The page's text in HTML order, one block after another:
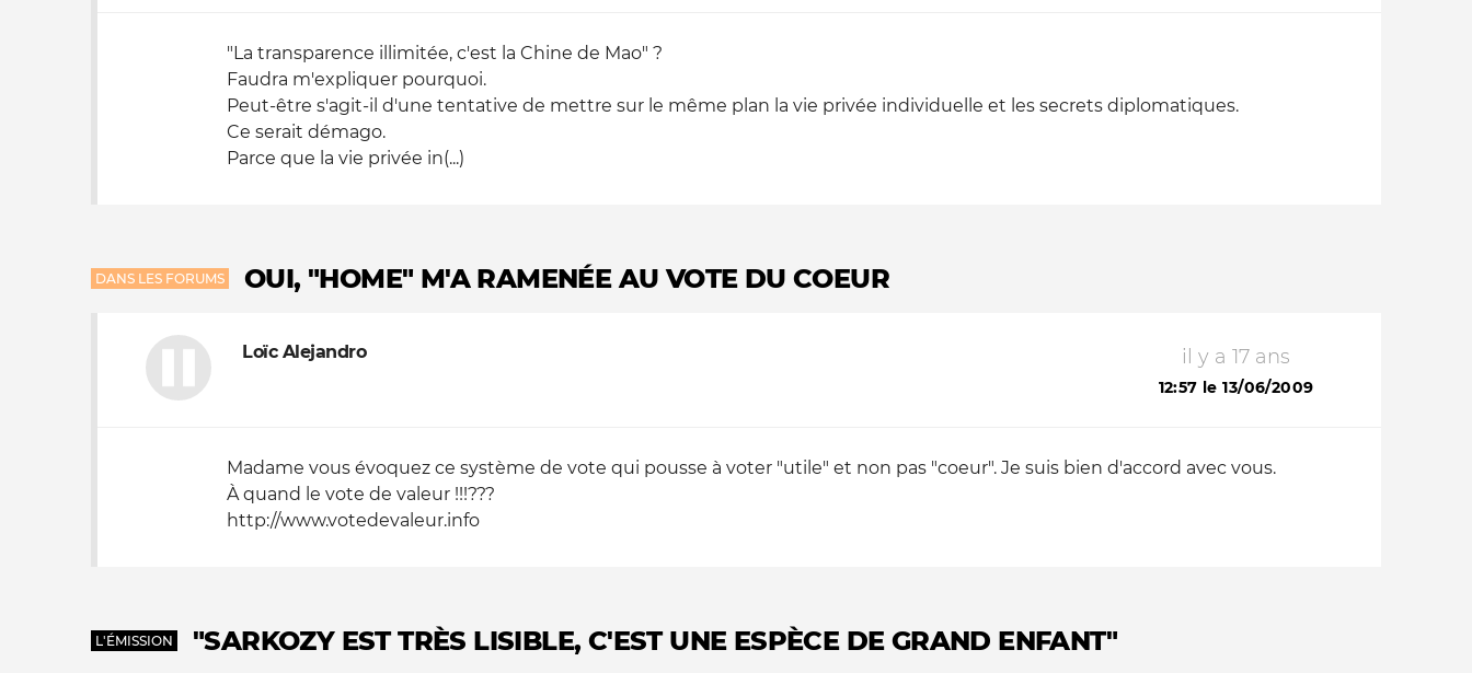
"La transparence illimitée, c'est la Chine de Mao" ?
Faudra m'expliquer pourquoi.
Peut-être s'agit-il d'une tentative de mettre sur le même plan la vie privée individuelle et les secrets diplomatiques.
Ce serait démago.
Parce que la vie privée in(...)
DANS LES FORUMS OUI, "HOME" M'A RAMENÉE AU VOTE DU COEUR
Loïc Alejandro il y a 17 ans
12:57 le 13/06/2009
Madame vous évoquez ce système de vote qui pousse à voter "utile" et non pas "coeur". Je suis bien d'accord avec vous.
À quand le vote de valeur !!!???
http://www.votedevaleur.info
L'ÉMISSION "SARKOZY EST TRÈS LISIBLE, C'EST UNE ESPÈCE DE GRAND ENFANT"